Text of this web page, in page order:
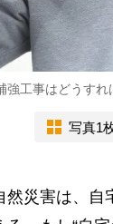
強工事はどうすれ
写真1
災害は、自